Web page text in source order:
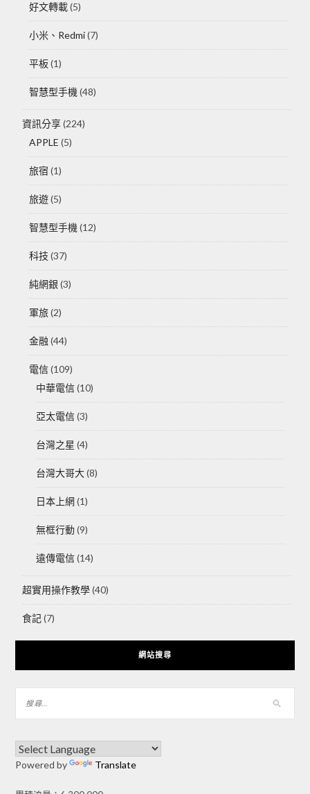
好文轉載(5)
小米、Redmi(7)
平板(1)
智慧型手機 (48)
資訊分享(224)
APPLE (5)
旅宿 (1)
旅遊(5)
智慧型手機 (12)
科技 (37)
純網銀 (3)
軍旅(2)
金融 (44)
電信(109)
中華電信(10)
亞太電信(3)
台灣之星 (4)
台灣大哥大(8)
日本上網(1)
無框行動(9)
遠傳電信(14)
超實用操作教學(40)
食記(7)
網站搜尋
Powered by Translate